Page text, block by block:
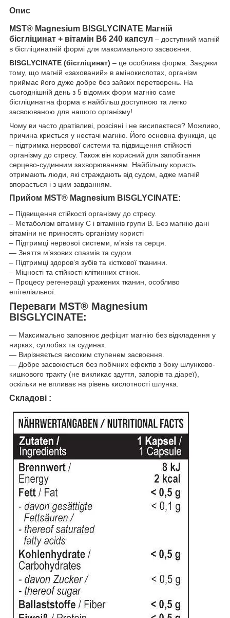
Опис
MST® Magnesium BISGLYCINATE Магній
бісгліцинат + вітамін B6 240 капсул – доступний магній
в бісгліцинатній формі для максимального засвоєння.
BISGLYCINATE (бісгліцинат) – це особлива форма. Завдяки
тому, що магній «захований» в амінокислотах, організм
приймає його дуже добре без зайвих перетворень. На
сьогоднішній день з 5 відомих форм магнію саме
бісгліцинатна форма є найбільш доступною та легко
засвоюваною для нашого організму!
Чому ви часто дратівливі, розсіяні і не висипаєтеся? Можливо,
причина криється у нестачі магнію. Його основна функція, це
– підтримка нервової системи та підвищення стійкості
організму до стресу. Також він корисний для запобігання
серцево-судинним захворюванням. Найбільшу користь
отримають люди, які страждають від судом, адже магній
впорається і з цим завданням.
Прийом MST® Magnesium BISGLYCINATE:
– Підвищення стійкості організму до стресу.
– Метаболізм вітаміну С і вітамінів групи В. Без магнію дані
вітаміни не приносять організму користі
– Підтримці нервової системи, м’язів та серця.
— Зняття м’язових спазмів та судом.
– Підтримці здоров’я зубів та кісткової тканини.
– Міцності та стійкості клітинних стінок.
– Процесу регенерації уражених тканин, особливо
епітеліальної.
Переваги MST® Magnesium
BISGLYCINATE:
— Максимально заповнює дефіцит магнію без відкладення у
нирках, суглобах та судинах.
— Вирізняється високим ступенем засвоєння.
— Добре засвоюється без побічних ефектів з боку шлунково-
кишкового тракту (не викликає здуття, запорів та діареї),
оскільки не впливає на рівень кислотності шлунка.
Складові :